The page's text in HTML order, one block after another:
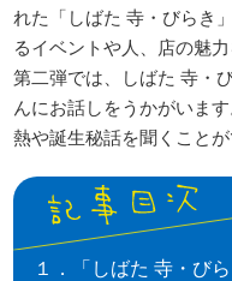
れた「しばた 寺・びらき
るイベントや人、店の魅
第二弾では、しばた 寺・
んにお話しをうかがいま
熱や誕生秘話を聞くことが
１．「しばた 寺・び